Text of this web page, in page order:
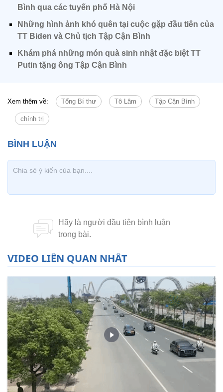
Bình qua các tuyến phố Hà Nội
Những hình ảnh khó quên tại cuộc gặp đầu tiên của
TT Biden và Chủ tịch Tập Cận Bình
Khám phá những món quà sinh nhật đặc biệt TT
Putin tặng ông Tập Cận Bình
Xem thêm về: Tổng Bí thư Tô Lâm Tập Cận Bình
chính trị
VIDEO LIÊN QUAN NHẤT